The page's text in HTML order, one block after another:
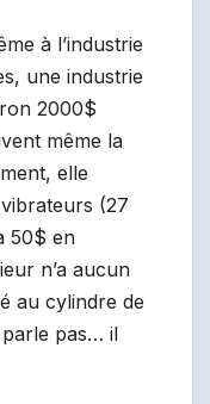
à l’industrie
une industrie
2000$
même la
elle
vibrateurs (27
50$ en
n’a aucun
au cylindre de
parle pas… il